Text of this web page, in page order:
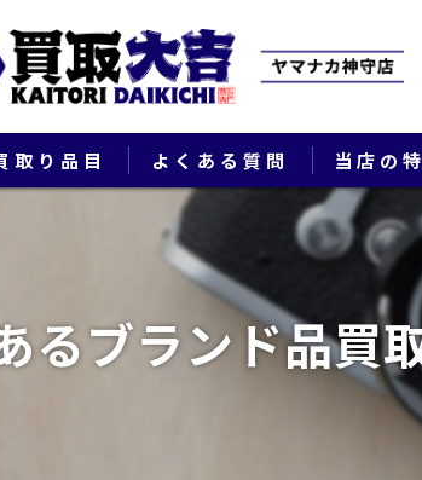
取り品目 よくある質問 当店の
ブランド
貴金属
切手
るブランド品買